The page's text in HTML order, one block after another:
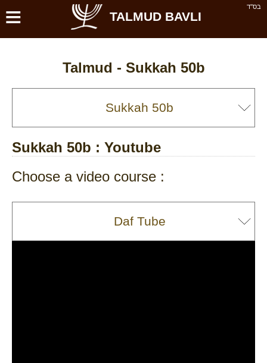
בס''ד ≡ TALMUD BAVLI
Talmud - Sukkah 50b
Sukkah 50b : Youtube
Choose a video course :